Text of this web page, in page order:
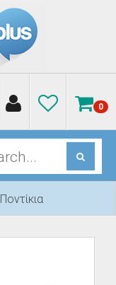
0
Ποντίκια